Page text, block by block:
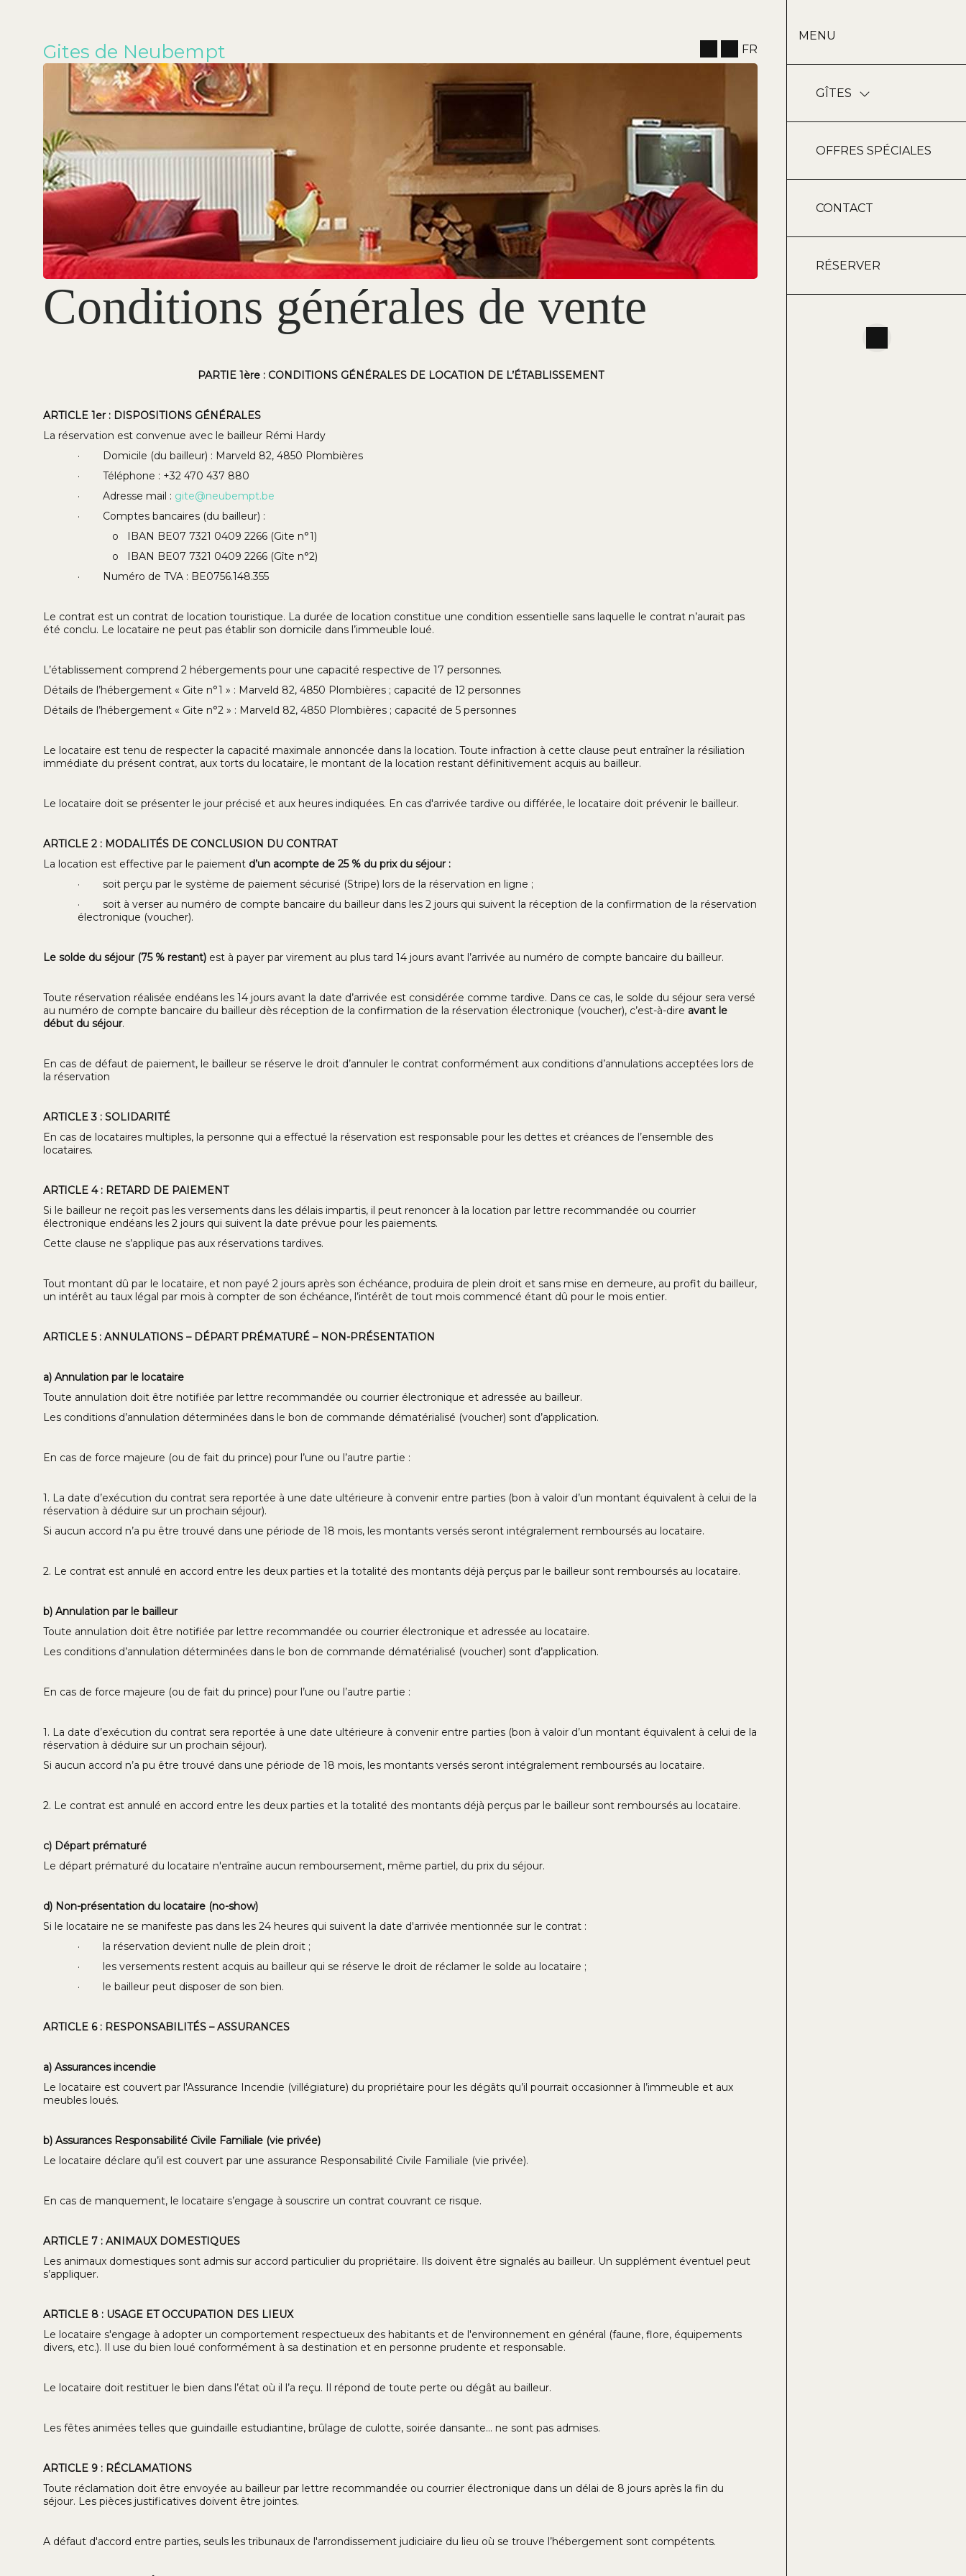
Gites de Neubempt FR
MENU
GÎTES
OFFRES SPÉCIALES
CONTACT
RÉSERVER
Conditions générales de vente
PARTIE 1ère : CONDITIONS GÉNÉRALES DE LOCATION DE L’ÉTABLISSEMENT
ARTICLE 1er : DISPOSITIONS GÉNÉRALES
La réservation est convenue avec le bailleur Rémi Hardy
· Domicile (du bailleur) : Marveld 82, 4850 Plombières
· Téléphone : +32 470 437 880
· Adresse mail : gite@neubempt.be
· Comptes bancaires (du bailleur) :
o IBAN BE07 7321 0409 2266 (Gite n°1)
o IBAN BE07 7321 0409 2266 (Gîte n°2)
· Numéro de TVA : BE0756.148.355
Le contrat est un contrat de location touristique. La durée de location constitue une condition essentielle sans laquelle le contrat n’aurait pas
été conclu. Le locataire ne peut pas établir son domicile dans l’immeuble loué.
L’établissement comprend 2 hébergements pour une capacité respective de 17 personnes.
Détails de l’hébergement « Gite n°1 » : Marveld 82, 4850 Plombières ; capacité de 12 personnes
Détails de l’hébergement « Gite n°2 » : Marveld 82, 4850 Plombières ; capacité de 5 personnes
Le locataire est tenu de respecter la capacité maximale annoncée dans la location. Toute infraction à cette clause peut entraîner la résiliation
immédiate du présent contrat, aux torts du locataire, le montant de la location restant définitivement acquis au bailleur.
Le locataire doit se présenter le jour précisé et aux heures indiquées. En cas d'arrivée tardive ou différée, le locataire doit prévenir le bailleur.
ARTICLE 2 : MODALITÉS DE CONCLUSION DU CONTRAT
La location est effective par le paiement d’un acompte de 25 % du prix du séjour :
· soit perçu par le système de paiement sécurisé (Stripe) lors de la réservation en ligne ;
· soit à verser au numéro de compte bancaire du bailleur dans les 2 jours qui suivent la réception de la confirmation de la réservation
électronique (voucher).
Le solde du séjour (75 % restant) est à payer par virement au plus tard 14 jours avant l’arrivée au numéro de compte bancaire du bailleur.
Toute réservation réalisée endéans les 14 jours avant la date d’arrivée est considérée comme tardive. Dans ce cas, le solde du séjour sera versé
au numéro de compte bancaire du bailleur dès réception de la confirmation de la réservation électronique (voucher), c’est-à-dire avant le
début du séjour.
En cas de défaut de paiement, le bailleur se réserve le droit d’annuler le contrat conformément aux conditions d’annulations acceptées lors de
la réservation
ARTICLE 3 : SOLIDARITÉ
En cas de locataires multiples, la personne qui a effectué la réservation est responsable pour les dettes et créances de l’ensemble des
locataires.
ARTICLE 4 : RETARD DE PAIEMENT
Si le bailleur ne reçoit pas les versements dans les délais impartis, il peut renoncer à la location par lettre recommandée ou courrier
électronique endéans les 2 jours qui suivent la date prévue pour les paiements.
Cette clause ne s’applique pas aux réservations tardives.
Tout montant dû par le locataire, et non payé 2 jours après son échéance, produira de plein droit et sans mise en demeure, au profit du bailleur,
un intérêt au taux légal par mois à compter de son échéance, l’intérêt de tout mois commencé étant dû pour le mois entier.
ARTICLE 5 : ANNULATIONS – DÉPART PRÉMATURÉ – NON-PRÉSENTATION
a) Annulation par le locataire
Toute annulation doit être notifiée par lettre recommandée ou courrier électronique et adressée au bailleur.
Les conditions d’annulation déterminées dans le bon de commande dématérialisé (voucher) sont d’application.
En cas de force majeure (ou de fait du prince) pour l’une ou l’autre partie :
1. La date d’exécution du contrat sera reportée à une date ultérieure à convenir entre parties (bon à valoir d’un montant équivalent à celui de la
réservation à déduire sur un prochain séjour).
Si aucun accord n’a pu être trouvé dans une période de 18 mois, les montants versés seront intégralement remboursés au locataire.
2. Le contrat est annulé en accord entre les deux parties et la totalité des montants déjà perçus par le bailleur sont remboursés au locataire.
b) Annulation par le bailleur
Toute annulation doit être notifiée par lettre recommandée ou courrier électronique et adressée au locataire.
Les conditions d’annulation déterminées dans le bon de commande dématérialisé (voucher) sont d’application.
En cas de force majeure (ou de fait du prince) pour l’une ou l’autre partie :
1. La date d’exécution du contrat sera reportée à une date ultérieure à convenir entre parties (bon à valoir d’un montant équivalent à celui de la
réservation à déduire sur un prochain séjour).
Si aucun accord n’a pu être trouvé dans une période de 18 mois, les montants versés seront intégralement remboursés au locataire.
2. Le contrat est annulé en accord entre les deux parties et la totalité des montants déjà perçus par le bailleur sont remboursés au locataire.
c) Départ prématuré
Le départ prématuré du locataire n'entraîne aucun remboursement, même partiel, du prix du séjour.
d) Non-présentation du locataire (no-show)
Si le locataire ne se manifeste pas dans les 24 heures qui suivent la date d'arrivée mentionnée sur le contrat :
· la réservation devient nulle de plein droit ;
· les versements restent acquis au bailleur qui se réserve le droit de réclamer le solde au locataire ;
· le bailleur peut disposer de son bien.
ARTICLE 6 : RESPONSABILITÉS – ASSURANCES
a) Assurances incendie
Le locataire est couvert par l'Assurance Incendie (villégiature) du propriétaire pour les dégâts qu’il pourrait occasionner à l’immeuble et aux
meubles loués.
b) Assurances Responsabilité Civile Familiale (vie privée)
Le locataire déclare qu’il est couvert par une assurance Responsabilité Civile Familiale (vie privée).
En cas de manquement, le locataire s’engage à souscrire un contrat couvrant ce risque.
ARTICLE 7 : ANIMAUX DOMESTIQUES
Les animaux domestiques sont admis sur accord particulier du propriétaire. Ils doivent être signalés au bailleur. Un supplément éventuel peut
s’appliquer.
ARTICLE 8 : USAGE ET OCCUPATION DES LIEUX
Le locataire s'engage à adopter un comportement respectueux des habitants et de l'environnement en général (faune, flore, équipements
divers, etc.). Il use du bien loué conformément à sa destination et en personne prudente et responsable.
Le locataire doit restituer le bien dans l’état où il l’a reçu. Il répond de toute perte ou dégât au bailleur.
Les fêtes animées telles que guindaille estudiantine, brûlage de culotte, soirée dansante… ne sont pas admises.
ARTICLE 9 : RÉCLAMATIONS
Toute réclamation doit être envoyée au bailleur par lettre recommandée ou courrier électronique dans un délai de 8 jours après la fin du
séjour. Les pièces justificatives doivent être jointes.
A défaut d'accord entre parties, seuls les tribunaux de l'arrondissement judiciaire du lieu où se trouve l’hébergement sont compétents.